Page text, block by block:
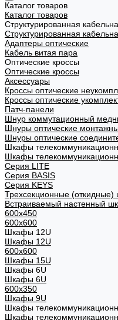
Каталог товаров
Каталог товаров
Структурированная
Структурированная
Адаптеры оптические
Кабель витая пара
Оптические кроссы
Оптические кроссы
Аксессуары
Кроссы оптические
Кроссы оптические
Патч-панели
Шнур коммутационный
Шнуры оптические
Шнуры оптические
Шкафы
Шкафы
Cерия LITE
Cерия BASIS
Cерия KEYS
Трехсекционные
Встраиваемый настенный
600x450
600x600
Шкафы 12U
Шкафы 12U
600x600
Шкафы 15U
Шкафы 6U
Шкафы 6U
600x350
Шкафы 9U
Шкафы
Шкафы